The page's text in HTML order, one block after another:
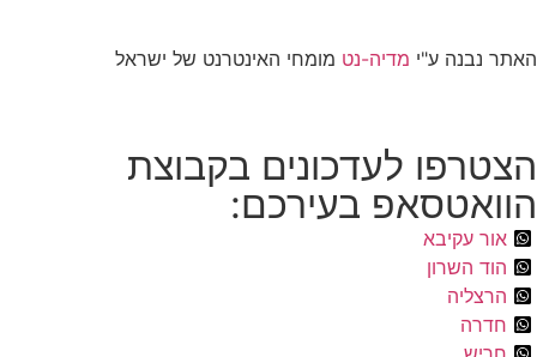
האתר נבנה ע"י מדיה-נט מומחי האינטרנט של ישראל
הצטרפו לעדכונים בקבוצת
הוואטסאפ בעירכם:
אור עקיבא
הוד השרון
הרצליה
חדרה